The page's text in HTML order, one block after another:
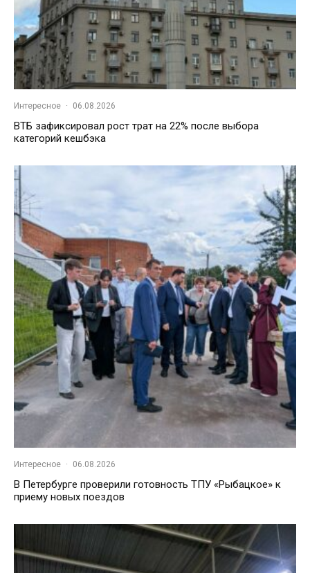
Интересное · 06.08.2026
ВТБ зафиксировал рост трат на 22% после выбора
категорий кешбэка
Интересное · 06.08.2026
В Петербурге проверили готовность ТПУ «Рыбацкое» к
приему новых поездов